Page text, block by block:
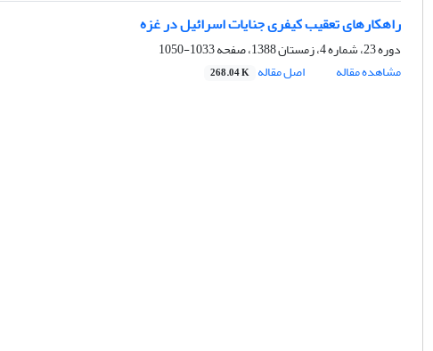
راهکارهای تعقیب کیفری جنایات اسرائیل در غزه ‏
دوره 23، شماره 4، زمستان 1388، صفحه
1033-1050
مشاهده مقاله
اصل مقاله 268.04 K